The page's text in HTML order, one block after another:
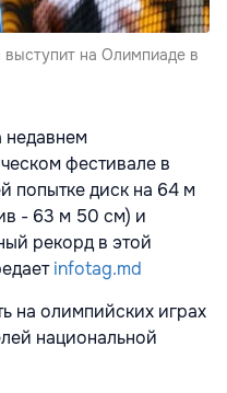
выступит на Олимпиаде в
недавнем
фестивале в
попытке диск на 64 м
- 63 м 50 см) и
рекорд в этой
infotag.md
на олимпийских играх
национальной